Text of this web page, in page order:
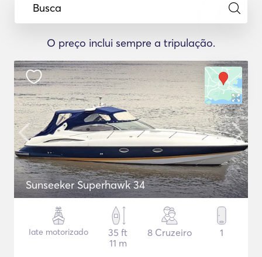
Busca
O preço inclui sempre a tripulação.
Sunseeker Superhawk 34
Iate motorizado
35 ft
11 m
8 Cruzeiro 1